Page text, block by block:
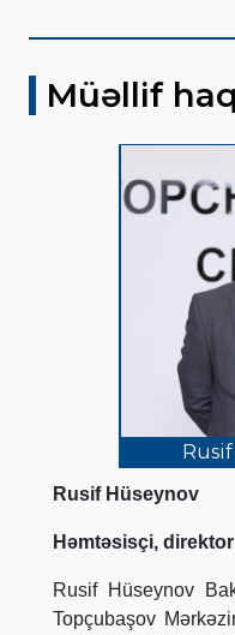
Müəllif
Rusif Hüseynov
Həmtəsisçi, direktor
Rusif Hüseynov
Topçubaşov